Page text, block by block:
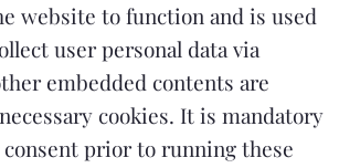
website to function and is used
user personal data via
embedded contents are
cookies. It is mandatory
prior to running these